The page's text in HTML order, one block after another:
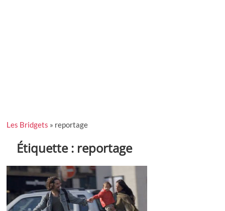
Les Bridgets » reportage
Étiquette : reportage